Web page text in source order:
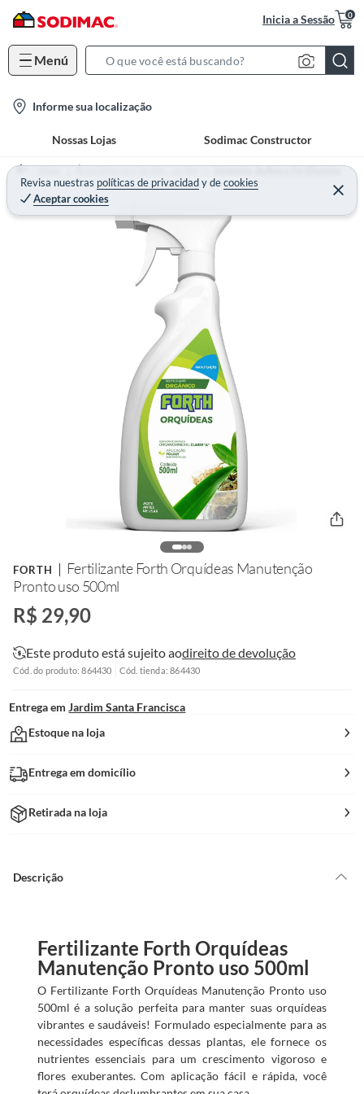
Inicia a Sessão 0
Menú
S
c
h
B
r
a
Informe sua localização
Nossas Lojas Sodimac Constructor
Revisa nuestras políticas de privacidadydecookies
Aceptar cookies
Home Área Externa e Jardim - Jardim Sementes, Bulbos e Fertilizantes
FORTH
Fertilizante Forth Orquídeas Manutenção
Pronto uso 500ml
R$ 29,90
Este produto está sujeito aodireito de devolução
Cód. do produto: 864430 Cód. tienda: 864430
Entrega em Jardim Santa Francisca
Estoque na loja
Entrega em domicílio
Retirada na loja
Descrição
Fertilizante Forth Orquídeas
Manutenção Pronto uso 500ml
O Fertilizante Forth Orquídeas Manutenção Pronto uso
500ml é a solução perfeita para manter suas orquídeas
vibrantes e saudáveis! Formulado especialmente para as
necessidades específicas dessas plantas, ele fornece os
nutrientes essenciais para um crescimento vigoroso e
flores exuberantes. Com aplicação fácil e rápida, você